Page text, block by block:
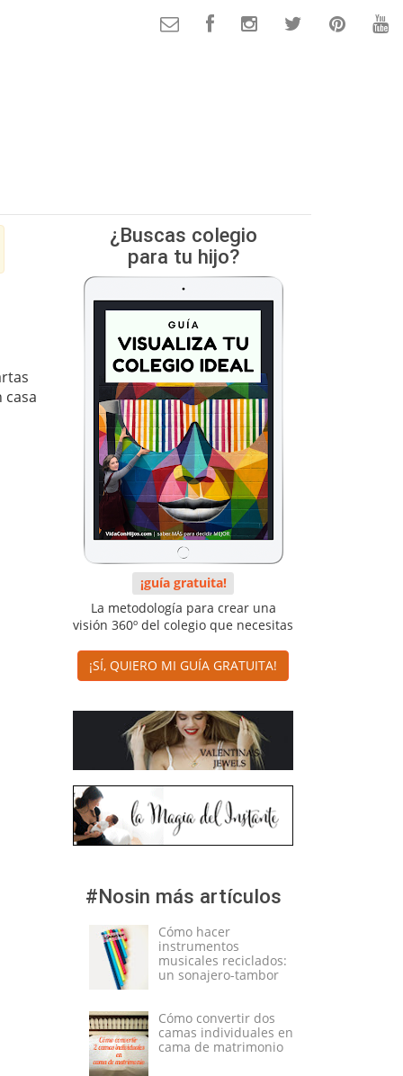
¿Buscas colegio
para tu hijo?
¡guía gratuita!
La metodología para crear una
visión 360º del colegio que necesitas
¡SÍ, QUIERO MI GUÍA GRATUITA!
#Nosin más artículos
Cómo hacer
instrumentos
musicales reciclados:
un sonajero-tambor
Cómo convertir dos
camas individuales en
cama de matrimonio